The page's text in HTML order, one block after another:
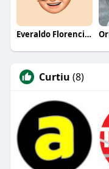
Everaldo Florencio De Melo
Curtiu (8)